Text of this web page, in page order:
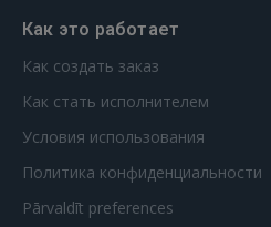
Как это работает
Как создать заказ
Как стать исполнителем
Условия использования
Политика конфиденциальности
Pārvaldīt preferences